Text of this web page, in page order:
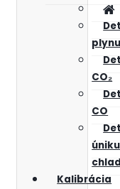
plynu
CO₂
CO
úniku
Kalibrácia